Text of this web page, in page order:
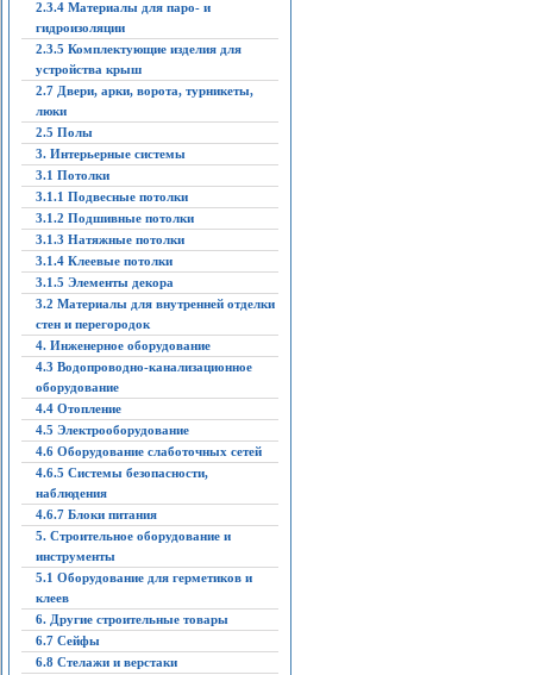
2.3.4 Материалы для паро- и
гидроизоляции
2.3.5 Комплектующие изделия для
устройства крыш
2.7 Двери, арки, ворота, турникеты,
люки
2.5 Полы
3. Интерьерные системы
3.1 Потолки
3.1.1 Подвесные потолки
3.1.2 Подшивные потолки
3.1.3 Натяжные потолки
3.1.4 Клеевые потолки
3.1.5 Элементы декора
3.2 Материалы для внутренней отделки
стен и перегородок
4. Инженерное оборудование
4.3 Водопроводно-канализационное
оборудование
4.4 Отопление
4.5 Электрооборудование
4.6 Оборудование слаботочных сетей
4.6.5 Системы безопасности,
наблюдения
4.6.7 Блоки питания
5. Строительное оборудование и
инструменты
5.1 Оборудование для герметиков и
клеев
6. Другие строительные товары
6.7 Сейфы
6.8 Стелажи и верстаки